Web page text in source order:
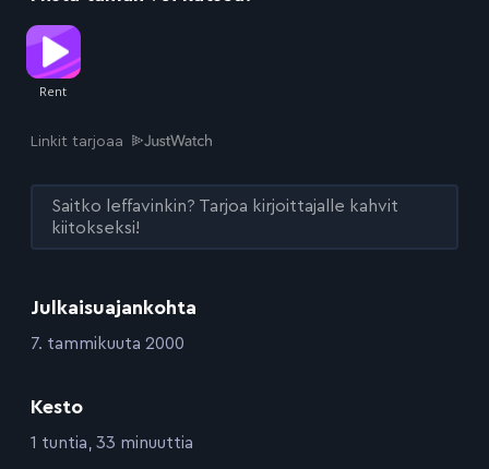
Julkaisuajankohta
:7. tammikuuta 2000
Kesto
:1 tuntia, 33 minuuttia
Linkit tarjoaa
Saitko leffavinkin? Tarjoa kirjoittajalle kahvit
kiitokseksi!